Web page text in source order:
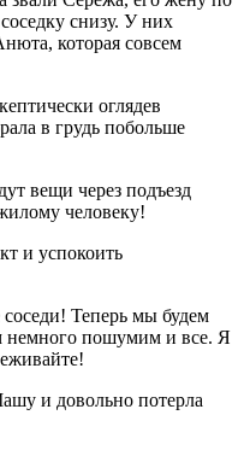
снизу. У них
которая совсем
оглядев
в грудь побольше
вещи через подъезд
человеку!
и успокоить
Теперь мы будем
немного пошумим и все. Я
и довольно потерла